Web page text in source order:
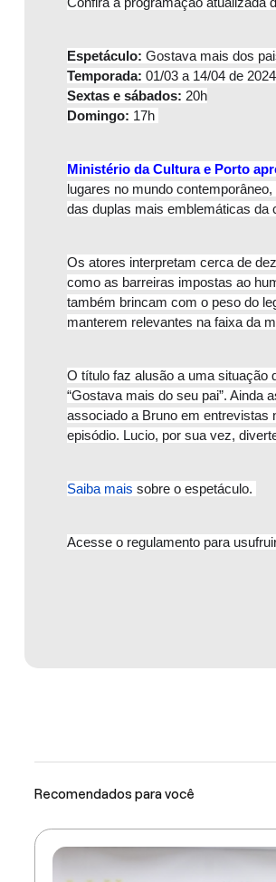
Espetáculo: Gostava mais dos
Temporada: 01/03 a 14/04 de 2024
Sextas e sábados: 20h
Domingo: 17h
Ministério da Cultura e Porto
lugares no mundo
das duplas mais emblemáticas da
Os atores interpretam cerca de
como as barreiras impostas ao
também brincam com o peso do
manterem relevantes na faixa da
O título faz alusão a uma situação
“Gostava mais do seu pai”. Ainda
associado a Bruno em entrevistas
episódio. Lucio, por sua vez,
Saiba mais sobre o espetáculo.
Acesse o regulamento para
Recomendados para você